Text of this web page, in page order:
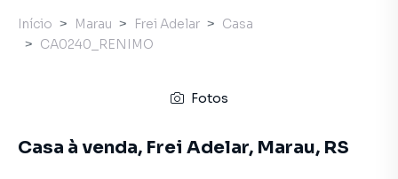
Início Marau Frei Adelar
Casa
CA0240_RENIMO
Fotos
Casa à venda, Frei Adelar, Marau, RS